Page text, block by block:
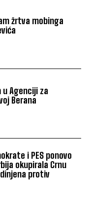
žrtva mobinga
u Agenciji za
Berana
i PES ponovo
okupirala Crnu
protiv